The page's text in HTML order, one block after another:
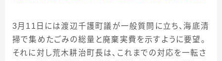
3月11日には渡辺千護町議が一般質問に立ち、海底清
掃で集めたごみの総量と廃棄実費を示すように要望。
それに対し荒木耕治町長は、これまでの対応を一転さ